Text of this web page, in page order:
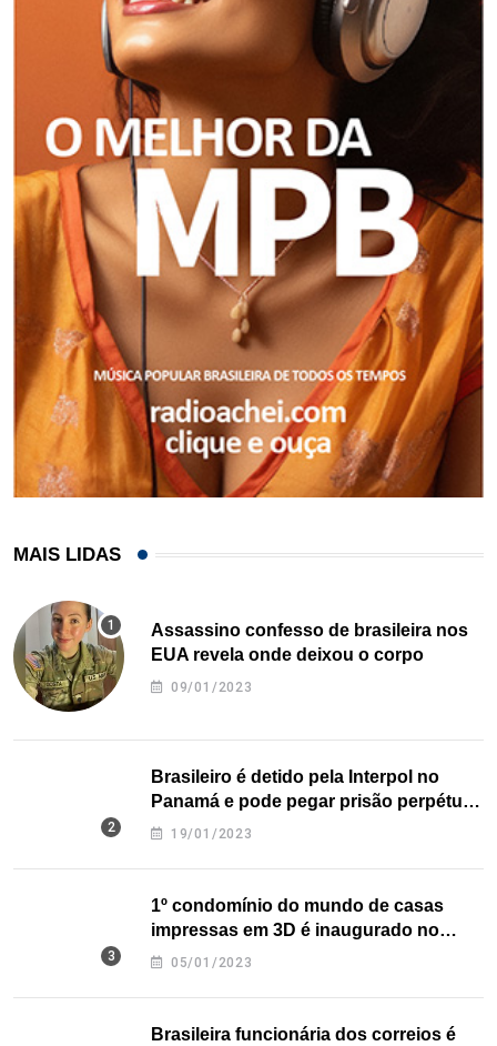
MAIS LIDAS
Assassino confesso de brasileira nos
EUA revela onde deixou o corpo
09/01/2023
Brasileiro é detido pela Interpol no
Panamá e pode pegar prisão perpétua
nos EUA
19/01/2023
1º condomínio do mundo de casas
impressas em 3D é inaugurado no
Texas
05/01/2023
Brasileira funcionária dos correios é